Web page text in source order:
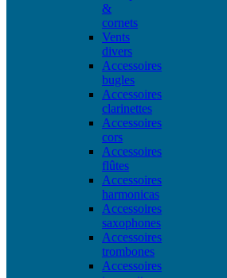
&
cornets
Vents
divers
Accessoires
bugles
Accessoires
clarinettes
Accessoires
cors
Accessoires
flûtes
Accessoires
harmonicas
Accessoires
saxophones
Accessoires
trombones
Accessoires